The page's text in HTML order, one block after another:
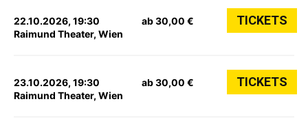
22.10.2026, 19:30
Raimund Theater, Wien
ab 30,00 € TICKETS
23.10.2026, 19:30
Raimund Theater, Wien
ab 30,00 € TICKETS